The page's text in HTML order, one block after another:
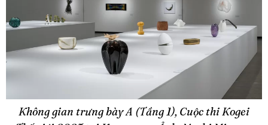
Không gian trưng bày A (Tầng 1), Cuộc thi Kogei